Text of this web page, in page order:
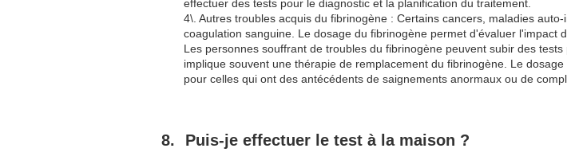
effectuer des tests pour le diagnostic et la planification du traitement.
4\. Autres troubles acquis du fibrinogène : Certains cancers, maladies
coagulation sanguine. Le dosage du fibrinogène permet d'évaluer l'impact
Les personnes souffrant de troubles du fibrinogène peuvent subir des
implique souvent une thérapie de remplacement du fibrinogène. Le
pour celles qui ont des antécédents de saignements anormaux ou de
Puis-je effectuer le test à la maison ?